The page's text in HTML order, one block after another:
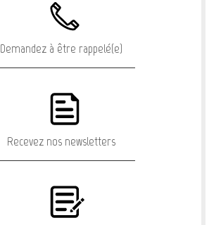
Demandez à être rappelé(e)
Recevez nos newsletters